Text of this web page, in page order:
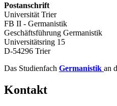
Postanschrift
Universität Trier
FB II - Germanistik
Geschäftsführung Germanistik
Universitätsring 15
D-54296 Trier
Das Studienfach Germanistik an
Kontakt